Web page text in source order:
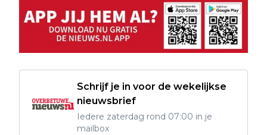
Schrijf je in voor de wekelijkse
nieuwsbrief
Iedere zaterdag rond 07:00 in je
mailbox